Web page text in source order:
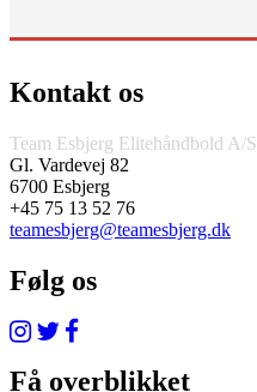
Kontakt os
Team Esbjerg Elitehåndbold A/S
Gl. Vardevej 82
6700 Esbjerg
+45 75 13 52 76
teamesbjerg@teamesbjerg.dk
Følg os
Få overblikket